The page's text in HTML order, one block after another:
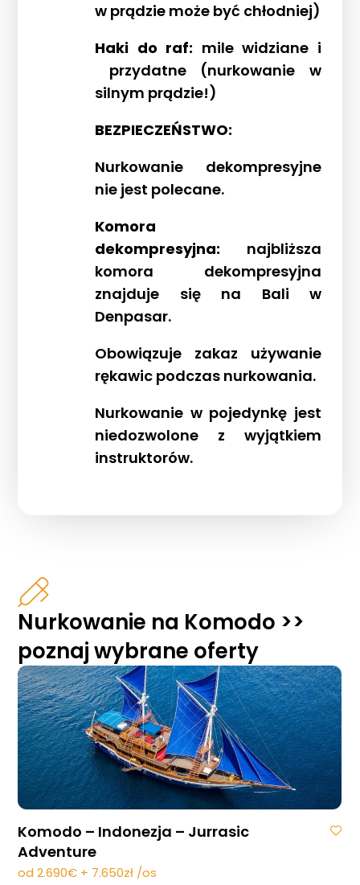
w prądzie może być chłodniej)
Haki do raf: mile widziane i
przydatne (nurkowanie w
silnym prądzie!)
BEZPIECZEŃSTWO:
Nurkowanie dekompresyjne
nie jest polecane.
Komora
dekompresyjna: najbliższa
komora dekompresyjna
znajduje się na Bali w
Denpasar.
Obowiązuje zakaz używanie
rękawic podczas nurkowania.
Nurkowanie w pojedynkę jest
niedozwolone z wyjątkiem
instruktorów.
Nurkowanie na Komodo >>
poznaj wybrane oferty
Komodo – Indonezja – Jurrasic
Adventure
od 2.690€ + 7.650zł /os